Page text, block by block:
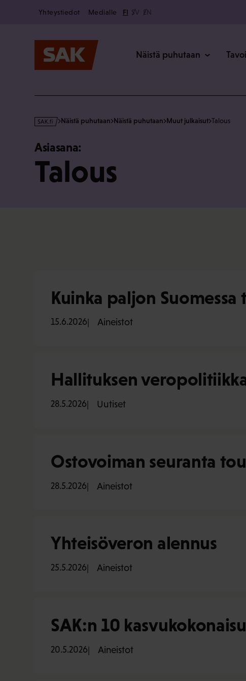
Secondary
Yhteystiedot Medialle FI SV EN
Näistä puhutaan
s
·
f
Näistä puhutaan Näistä puhutaan Muut julkaisut Talous
Asiasana:
Talous
Kuinka paljon Suomessa
15.6.2026 Aineistot
Hallituksen
28.5.2026 Uutiset
Ostovoiman seuranta
28.5.2026 Aineistot
Yhteisöveron alennus
25.5.2026 Aineistot
SAK:n 10
20.5.2026 Aineistot